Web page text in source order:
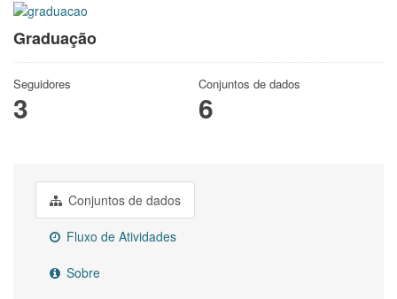
Graduação
Seguidores
3
Conjuntos de dados
6
Conjuntos de dados
Fluxo de Atividades
Sobre